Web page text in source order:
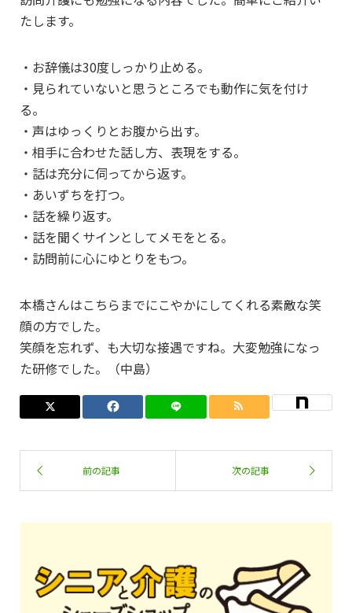
たします。
・お辞儀は30度しっかり止める。
・見られていないと思うところでも動作に気を付け
る。
・声はゆっくりとお腹から出す。
・相手に合わせた話し方、表現をする。
・話は充分に伺ってから返す。
・あいずちを打つ。
・話を繰り返す。
・話を聞くサインとしてメモをとる。
・訪問前に心にゆとりをもつ。
本橋さんはこちらまでにこやかにしてくれる素敵な笑
顔の方でした。
笑顔を忘れず、も大切な接遇ですね。大変勉強になっ
た研修でした。（中島）